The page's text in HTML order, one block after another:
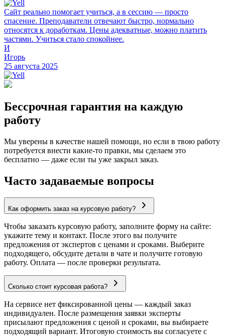
Сайт реально помогает учиться, а в сессию — просто
спасение. Преподаватели отвечают быстро, нормально
относятся к доработкам. Цены адекватные, можно платить
частями. Учиться стало спокойнее.
И
Игорь
25 августа 2025
Бессрочная гарантия на каждую
работу
Мы уверены в качестве нашей помощи, но если в твою работу
потребуется внести какие-то правки, мы сделаем это
бесплатно — даже если ты уже закрыл заказ.
Часто задаваемые вопросы
Как оформить заказ на курсовую работу?
Чтобы заказать курсовую работу, заполните форму на сайте:
укажите тему и контакт. После этого вы получите
предложения от экспертов с ценами и сроками. Выберите
подходящего, обсудите детали в чате и получите готовую
работу. Оплата — после проверки результата.
Сколько стоит курсовая работа?
На сервисе нет фиксированной цены — каждый заказ
индивидуален. После размещения заявки эксперты
присылают предложения с ценой и сроками, вы выбираете
подходящий вариант. Итоговую стоимость вы согласуете с